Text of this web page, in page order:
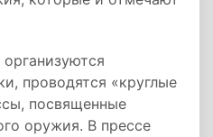
проводятся «круглые
посвященные
оружия. В прессе